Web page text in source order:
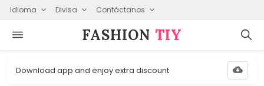
Idioma Divisa Contáctanos
FASHION⁠ TIY
Download app and enjoy extra discount